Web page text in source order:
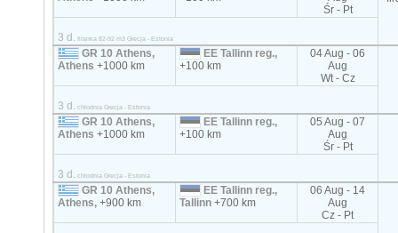
Śr - Pt
3 d. firanka 82-92 m3 Grecja - Estonia
GR 10 Athens,
Athens+1000 km
EE Tallinn reg.,
+100 km
04 Aug - 06
Aug
Wt - Cz
3 d. chłodnia Grecja - Estonia
GR 10 Athens,
Athens+1000 km
EE Tallinn reg.,
+100 km
05 Aug - 07
Aug
Śr - Pt
3 d. chłodnia Grecja - Estonia
GR 10 Athens,
Athens,+900 km
EE Tallinn reg.,
Tallinn+700 km
06 Aug - 14
Aug
Cz - Pt